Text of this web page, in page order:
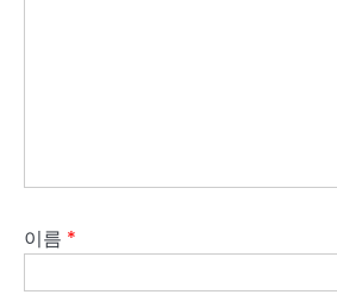
이름 *